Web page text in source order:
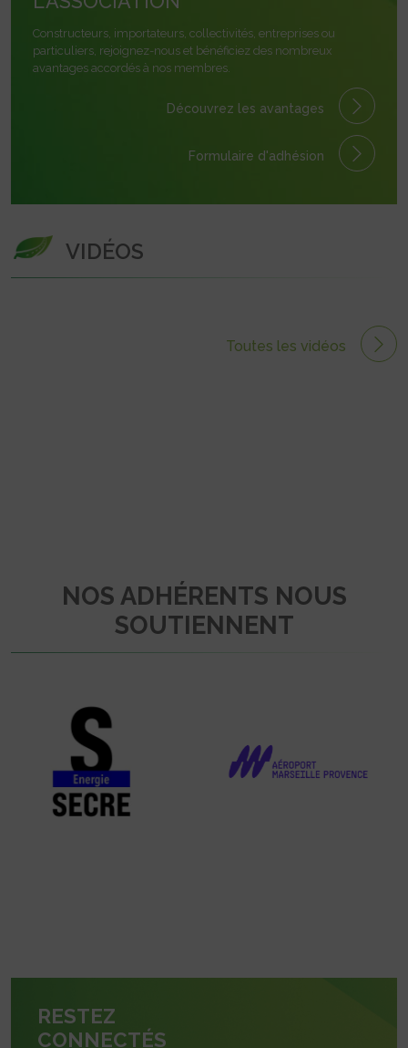
Constructeurs, importateurs, collectivités, entreprises ou
particuliers, rejoignez-nous et bénéficiez des nombreux
avantages accordés à nos membres.
Découvrez les avantages
Formulaire d'adhésion
VIDÉOS
Toutes les vidéos
NOS ADHÉRENTS NOUS
SOUTIENNENT
RESTEZ
CONNECTÉS